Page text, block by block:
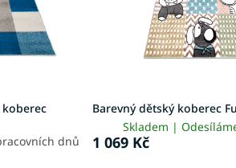
dnů
Barevný dětský koberec
Skladem |
1 069 Kč